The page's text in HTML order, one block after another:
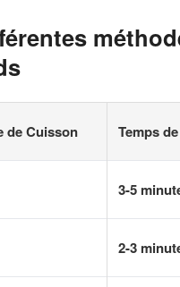
de Cuisson Temps
3-5
2-3